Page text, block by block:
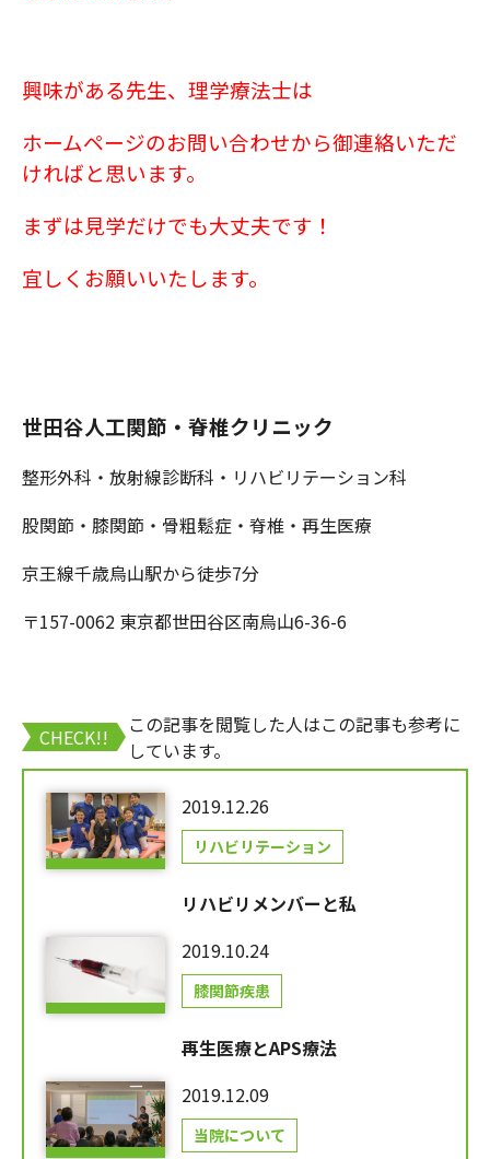
興味がある先生、理学療法士は
ホームページのお問い合わせから御連絡いただ
ければと思います。
まずは見学だけでも大丈夫です！
宜しくお願いいたします。
世田谷人工関節・脊椎クリニック
整形外科・放射線診断科・リハビリテーション科
股関節・膝関節・骨粗鬆症・脊椎・再生医療
京王線千歳烏山駅から徒歩7分
〒157-0062 東京都世田谷区南烏山6-36-6
CHECK!!
この記事を閲覧した人はこの記事も参考に
しています。
2019.12.26
リハビリテーション
リハビリメンバーと私
2019.10.24
膝関節疾患
再生医療とAPS療法
2019.12.09
当院について